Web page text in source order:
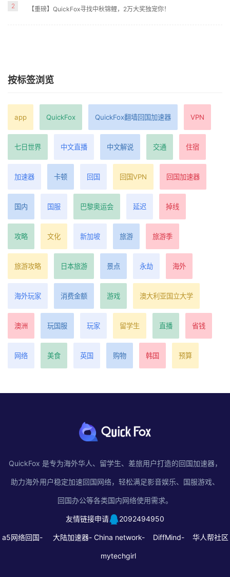
2 【重磅】QuickFox寻找中秋锦鲤，2万大奖独宠你！
按标签浏览
app QuickFox QuickFox翻墙回国加速器 VPN
七日世界 中文直播 中文解说 交通 住宿
加速器 卡顿 回国 回国VPN 回国加速器
国内 国服 巴黎奥运会 延迟 掉线
攻略 文化 新加坡 旅游 旅游季
旅游攻略 日本旅游 景点 永劫 海外
海外玩家 消费金额 游戏 澳大利亚国立大学
澳洲 玩国服 玩家 留学生 直播 省钱
网络 美食 英国 购物 韩国 预算
QuickFox 是专为海外华人、留学生、差旅用户打造的回国加速器，
助力海外用户稳定加速回国网络，轻松满足影音娱乐、国服游戏、
回国办公等各类国内网络使用需求。
友情链接申请 2092494950
a5网络回国- 大陆加速器- China network- DiffMind- 华人帮社区
mytechgirl